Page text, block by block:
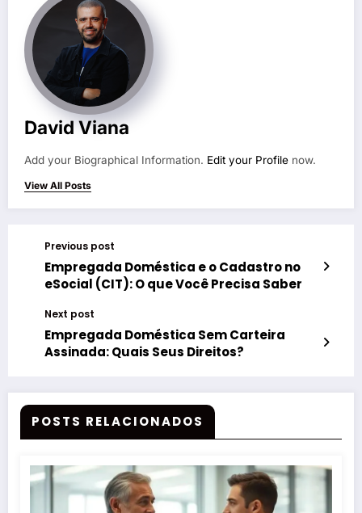
David Viana
Add your Biographical Information. Edit your Profile now.
View All Posts
Previous post
Empregada Doméstica e o Cadastro no
eSocial (CIT): O que Você Precisa Saber
Next post
Empregada Doméstica Sem Carteira
Assinada: Quais Seus Direitos?
POSTS RELACIONADOS